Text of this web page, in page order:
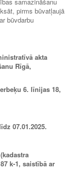
pirms būvatļaujā
būvdarbu
akta
Rīgā,
6. līnijas 18,
līdz 07.01.2025.
k-1, saistībā ar